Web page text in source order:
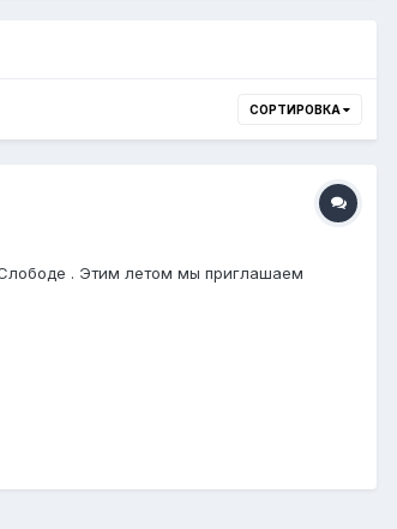
СОРТИРОВКА
. Этим летом мы приглашаем